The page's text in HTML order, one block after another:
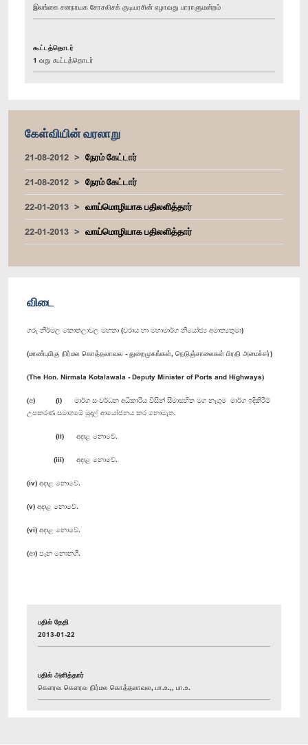
இலங்கை சனநாயக சோசலிசக் குடியரசின் ஏழாவது பாராளுமன்றம்
கூட்டத்தொடர்
1 வது கூட்டத்தொடர்
கேள்வியின் வரலாறு
21-08-2012
நேரம் கேட்டார்
21-08-2012
நேரம் கேட்டார்
22-01-2013
வாய்மொழியாக பதிலளித்தார்
22-01-2013
வாய்மொழியாக பதிலளித்தார்
விடை
ගරු නිර්මල කොතලාවල මහතා (වරාය හා මහාමාර්ග නියෝජ්‍ය අමාත්‍යතුමා)
(மாண்புமிகு நிர்மல கொத்தலாவல - துறைமுகங்கள், நெடுஞ்சாலைகள் பிரதி அமைச்சர்)
(The Hon. Nirmala Kotalawala - Deputy Minister of Ports and Highways)
(අ) (i) මාර්ග සංවර්ධන අධිකාරිය විසින් සීමාසහිත මග නැගුම මාර්ග ඉදිකිරීම්
උපකරණ සමාගමේ මුදල් ආයෝජනය කර නොමැත.
(ii) අදාළ නොවේ.
(iii) අදාළ නොවේ.
(iv) අදාළ නොවේ.
(v) අදාළ නොවේ.
(vi) අදාළ නොවේ.
(ආ) පැන නොනගී.
பதில் தேதி
2013-01-22
பதில் அளித்தார்
கௌரவ கௌரவ நிர்மல கொத்தலாவல, பா.உ.,, பா.உ.